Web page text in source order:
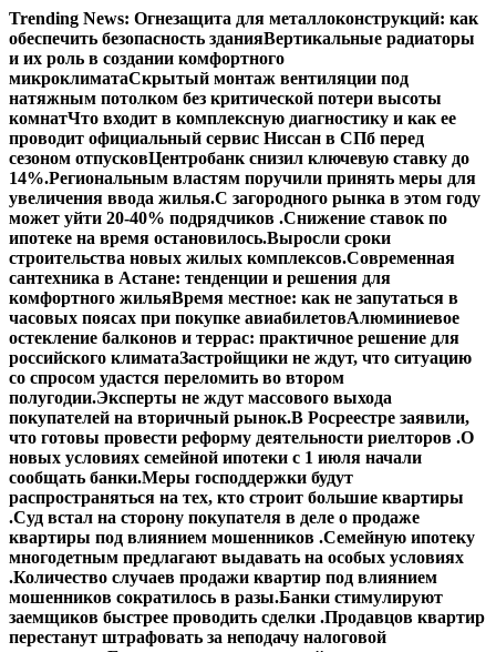
Перейти
к
содержимому
Trending News: Огнезащита для металлоконструкций: как
обеспечить безопасность зданияВертикальные радиаторы
и их роль в создании комфортного
микроклиматаСкрытый монтаж вентиляции под
натяжным потолком без критической потери высоты
комнатЧто входит в комплексную диагностику и как ее
проводит официальный сервис Ниссан в СПб перед
сезоном отпусковЦентробанк снизил ключевую ставку до
14%.Региональным властям поручили принять меры для
увеличения ввода жилья.С загородного рынка в этом году
может уйти 20-40% подрядчиков .Снижение ставок по
ипотеке на время остановилось.Выросли сроки
строительства новых жилых комплексов.Современная
сантехника в Астане: тенденции и решения для
комфортного жильяВремя местное: как не запутаться в
часовых поясах при покупке авиабилетовАлюминиевое
остекление балконов и террас: практичное решение для
российского климатаЗастройщики не ждут, что ситуацию
со спросом удастся переломить во втором
полугодии.Эксперты не ждут массового выхода
покупателей на вторичный рынок.В Росреестре заявили,
что готовы провести реформу деятельности риелторов .О
новых условиях семейной ипотеки с 1 июля начали
сообщать банки.Меры господдержки будут
распространяться на тех, кто строит большие квартиры
.Суд встал на сторону покупателя в деле о продаже
квартиры под влиянием мошенников .Семейную ипотеку
многодетным предлагают выдавать на особых условиях
.Количество случаев продажи квартир под влиянием
мошенников сократилось в разы.Банки стимулируют
заемщиков быстрее проводить сделки .Продавцов квартир
перестанут штрафовать за неподачу налоговой